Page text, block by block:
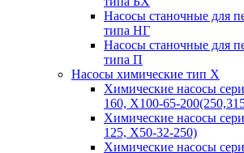
Насосы станочные для
типа НГ
Насосы станочные для
типа П
Насосы химические тип Х
Химические насосы
160, Х100-65-
Химические насосы
125, Х50-32-250)
Химические насосы